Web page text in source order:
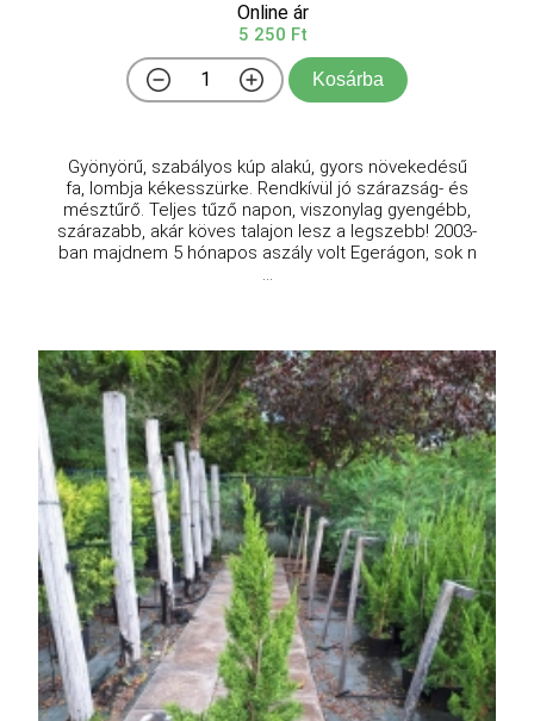
Online ár
5 250 Ft
Kosárba
Gyönyörű, szabályos kúp alakú, gyors növekedésű
fa, lombja kékesszürke. Rendkívül jó szárazság- és
mésztűrő. Teljes tűző napon, viszonylag gyengébb,
szárazabb, akár köves talajon lesz a legszebb! 2003-
ban majdnem 5 hónapos aszály volt Egerágon, sok n
...